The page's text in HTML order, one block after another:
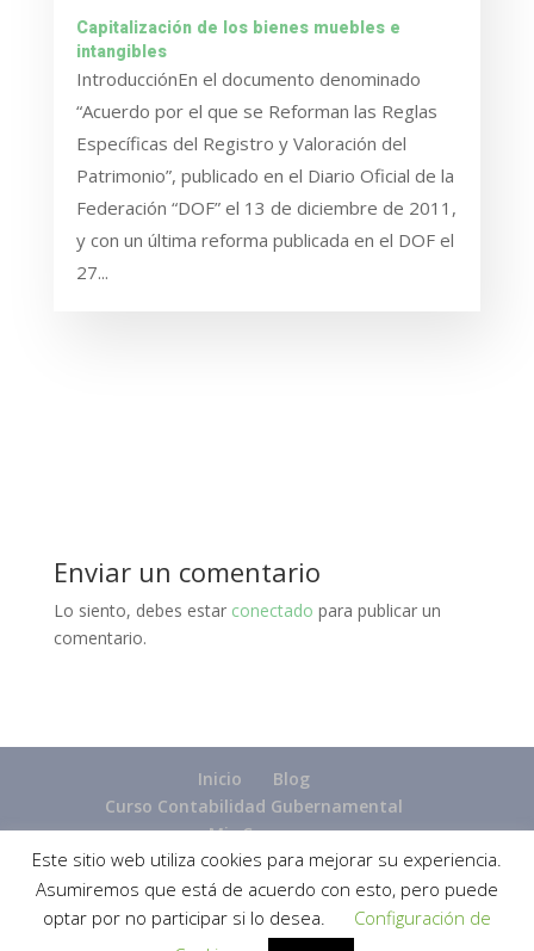
Capitalización de los bienes muebles e
intangibles
IntroducciónEn el documento denominado
“Acuerdo por el que se Reforman las Reglas
Específicas del Registro y Valoración del
Patrimonio”, publicado en el Diario Oficial de la
Federación “DOF” el 13 de diciembre de 2011,
y con un última reforma publicada en el DOF el
27...
Enviar un comentario
Lo siento, debes estar conectado para publicar un
comentario.
Inicio
Blog
Curso Contabilidad Gubernamental
Mis Cursos
Diseñado por Elegant Themes| Desarrollado por
Este sitio web utiliza cookies para mejorar su experiencia.
Asumiremos que está de acuerdo con esto, pero puede
optar por no participar si lo desea.
Configuración de